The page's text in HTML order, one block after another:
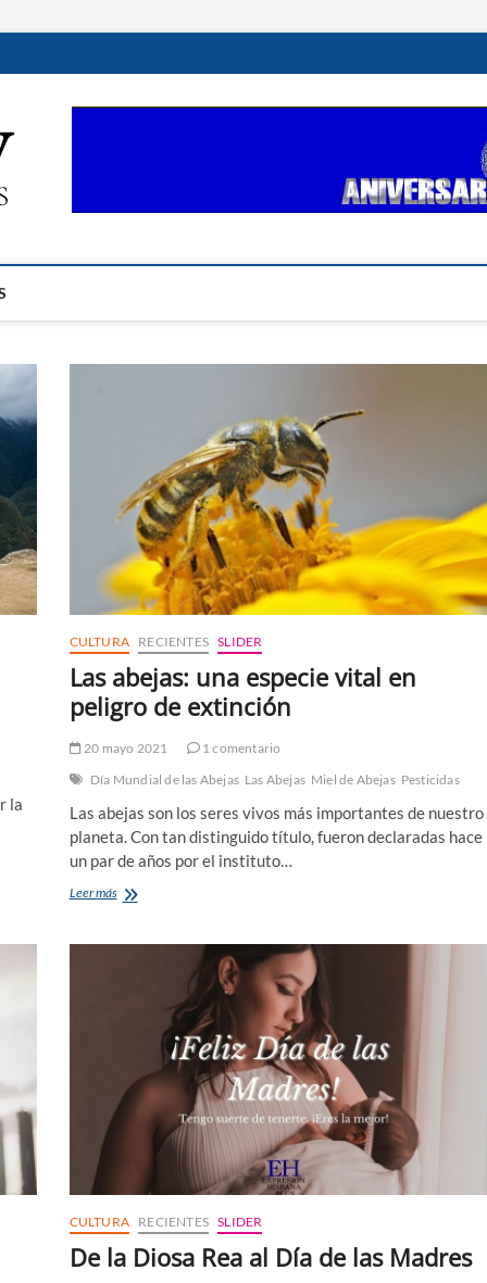
la
CULTURA RECIENTES SLIDER
Las abejas: una especie vital en
peligro de extinción
20 mayo 2021
1 comentario
Día Mundial de las Abejas Las Abejas Miel de Abejas Pesticidas
Las abejas son los seres vivos más importantes de nuestro
planeta. Con tan distinguido título, fueron declaradas hace
un par de años por el instituto…
Leer másLas
CULTURA RECIENTES SLIDER
De la Diosa Rea al Día de las Madres